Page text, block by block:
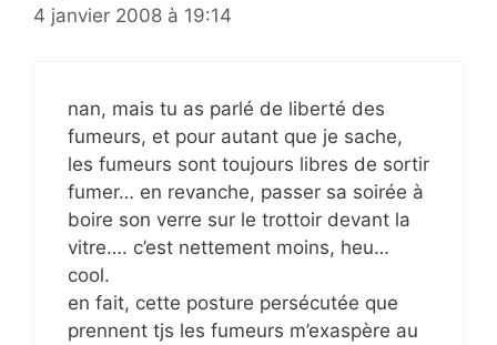
4 janvier 2008 à 19:14
nan, mais tu as parlé de liberté des
fumeurs, et pour autant que je sache,
les fumeurs sont toujours libres de sortir
fumer… en revanche, passer sa soirée à
boire son verre sur le trottoir devant la
vitre…. c’est nettement moins, heu…
cool.
en fait, cette posture persécutée que
prennent tjs les fumeurs m’exaspère au